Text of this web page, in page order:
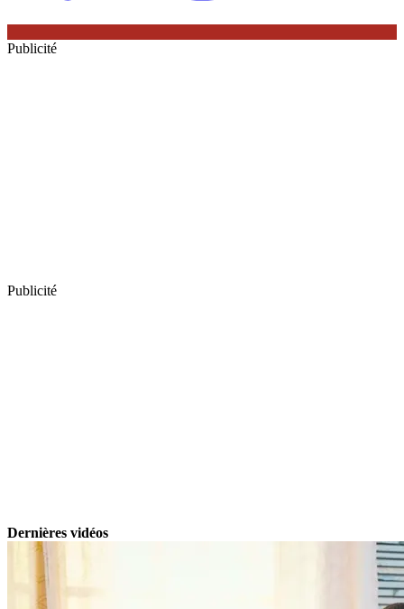
Publicité
Publicité
Dernières vidéos